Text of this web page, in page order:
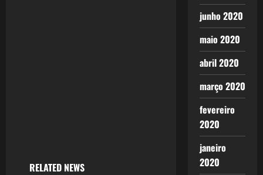
RELATED NEWS
junho 2020
maio 2020
abril 2020
março 2020
fevereiro
2020
janeiro
2020